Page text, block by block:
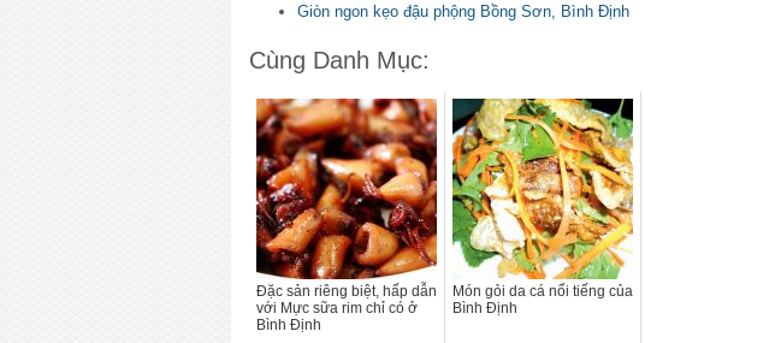
Giòn ngon kẹo đậu phộng Bồng Sơn, Bình Định
Cùng Danh Mục:
Đặc sản riêng biệt, hấp dẫn
với Mực sữa rim chỉ có ở
Bình Định
Món gỏi da cá nổi tiếng của
Bình Định